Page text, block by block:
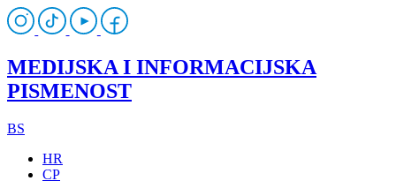
MEDIJSKA I INFORMACIJSKA
PISMENOST
BS
HR
CP